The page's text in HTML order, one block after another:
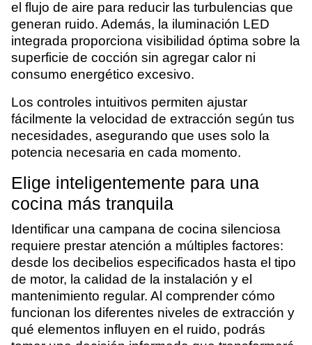
el flujo de aire para reducir las turbulencias que
generan ruido. Además, la iluminación LED
integrada proporciona visibilidad óptima sobre la
superficie de cocción sin agregar calor ni
consumo energético excesivo.
Los controles intuitivos permiten ajustar
fácilmente la velocidad de extracción según tus
necesidades, asegurando que uses solo la
potencia necesaria en cada momento.
Elige inteligentemente para una
cocina más tranquila
Identificar una campana de cocina silenciosa
requiere prestar atención a múltiples factores:
desde los decibelios especificados hasta el tipo
de motor, la calidad de la instalación y el
mantenimiento regular. Al comprender cómo
funcionan los diferentes niveles de extracción y
qué elementos influyen en el ruido, podrás